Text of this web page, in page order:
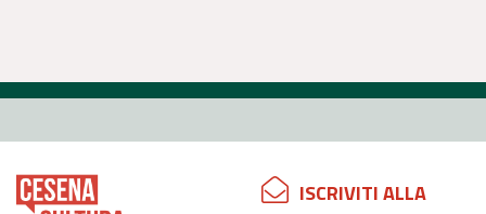
ISCRIVITI ALLA